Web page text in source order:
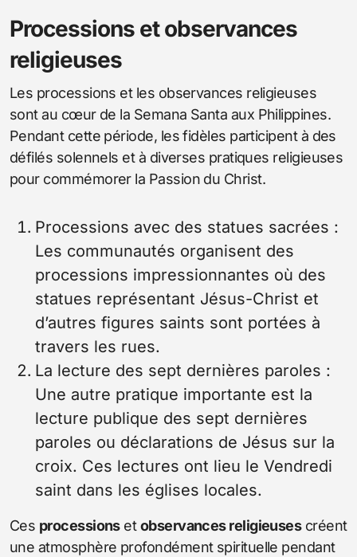
Processions et observances
religieuses
Les processions et les observances religieuses
sont au cœur de la Semana Santa aux Philippines.
Pendant cette période, les fidèles participent à des
défilés solennels et à diverses pratiques religieuses
pour commémorer la Passion du Christ.
Processions avec des statues sacrées :
Les communautés organisent des
processions impressionnantes où des
statues représentant Jésus-Christ et
d’autres figures saints sont portées à
travers les rues.
La lecture des sept dernières paroles :
Une autre pratique importante est la
lecture publique des sept dernières
paroles ou déclarations de Jésus sur la
croix. Ces lectures ont lieu le Vendredi
saint dans les églises locales.
Ces processionsetobservances religieusescréent
une atmosphère profondément spirituelle pendant